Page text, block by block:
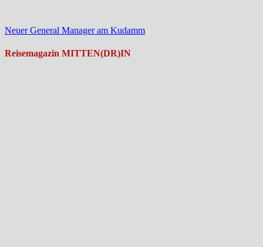
Neuer General Manager am Kudamm
Reisemagazin MITTEN(DR)IN